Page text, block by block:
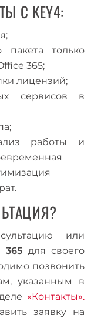
С KEY4:
пакета только
365;
лицензий;
сервисов в
работы и
или
365 для своего
позвонить
указанным в
«Контакты».
заявку на